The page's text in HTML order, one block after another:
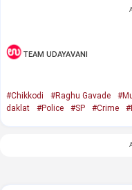
TEAM UDAYAVANI
#Chikkodi #Raghu Gavade
daklat
#Police #SP #Crime